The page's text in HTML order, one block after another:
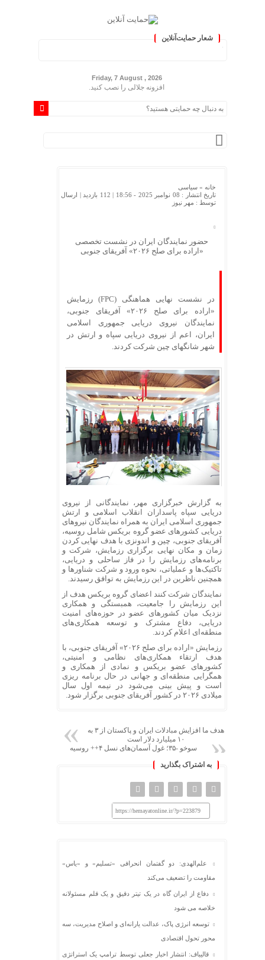
شعار حمایت‌آنلاین
Friday, 7 August , 2026
افزونه جلالی را نصب کنید.
خانه » سیاسی
تاریخ انتشار : 08 نوامبر 2025 - 18:56 |
112 بازدید
| ارسال
توسط : مهر نیوز
حضور نمایندگان ایران در نشست تخصصی
«اراده برای صلح ۲۰۲۶» آفریقای جنوبی
در نشست نهایی هماهنگی (FPC) رزمایش
«اراده برای صلح ۲۰۲۶» آفریقای جنوبی،
نمایندگان نیروی دریایی جمهوری اسلامی
ایران، اعم از نیروی دریایی سپاه و ارتش در
شهر شانگهای چین شرکت کردند.
به گزارش خبرگزاری مهر، نمایندگانی از نیروی
دریایی سپاه پاسداران انقلاب اسلامی و ارتش
جمهوری اسلامی ایران به همراه نمایندگان نیروهای
دریایی کشورهای عضو گروه بریکس شامل روسیه،
آفریقای جنوبی، چین و اندونزی با هدف نهایی کردن
زمان و مکان نهایی برگزاری رزمایش، شرکت و
برنامه‌های رزمایش را در فاز ساحلی و دریایی،
تاکتیک‌ها و عملیاتی، نحوه ورود و شرکت شناورها و
همچنین ناظرین در این رزمایش به توافق رسیدند.
نمایندگان شرکت کنند اعضای گروه بریکس هدف از
این رزمایش را جامعیت، همبستگی و همکاری
نزدیک میان کشورهای عضو در حوزه‌های امنیت
دریایی، دفاع مشترک و توسعه همکاری‌های
منطقه‌ای اعلام کردند.
رزمایش «اراده برای صلح ۲۰۲۶» آفریقای جنوبی، با
هدف
ارتقاء همکاری‌های نظامی و امنیتی،
کشورهای عضو بریکس و نمادی از همکاری و
همگرایی منطقه‌ای و جهانی در حال برنامهریزی
است و پیش بینی می‌شود در نیمه
اول سال
میلادی
در کشور آفریقای جنوبی برگزار شود.
هدف ما افزایش مبادلات ایران و پاکستان از ۳ به
۱۰ میلیارد دلار است
سوخو -۳۵؛ غول آسمان‌های نسل ۴++ روسیه
به اشتراک بگذارید
https://hemayatonline.ir/?p=223879
علم‌الهدی: دو گفتمان انحرافی «تسلیم» و «یاس»
مقاومت را تضعیف می‌کند
دفاع از ایران گاه در یک تیتر دقیق و یک قلم مسئولانه
خلاصه می شود
توسعه انرژی پاک، عدالت یارانه‌ای و اصلاح مدیریت، سه
محور تحول اقتصادی
قالیباف: انتشار اخبار جعلی توسط ترامپ یک استراتژی